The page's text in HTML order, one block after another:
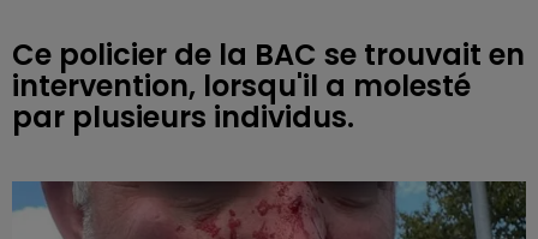
Ce policier de la BAC se trouvait en
intervention, lorsqu'il a molesté
par plusieurs individus.